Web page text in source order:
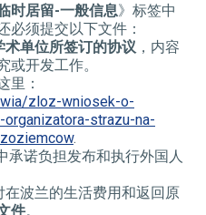
时居留-一般信息》标签中
必须提交以下文件：
单位所签订的协议 ，内容
或开发工作。
里：
zloz-wniosek-o-
strazu-na-
.
承诺负担发布和执行外国人
在波兰的生活费用和返回原
件。